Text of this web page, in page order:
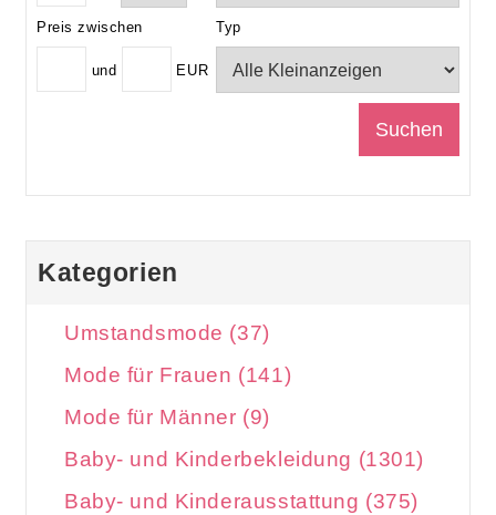
Preis zwischen Typ
und EUR
Kategorien
Umstandsmode (37)
Mode für Frauen (141)
Mode für Männer (9)
Baby- und Kinderbekleidung (1301)
Baby- und Kinderausstattung (375)